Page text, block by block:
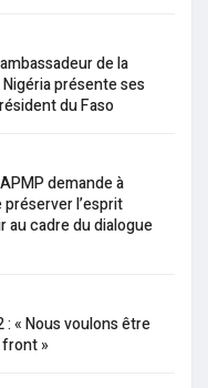
de la
présente ses
du Faso
demande à
l’esprit
au cadre du dialogue
« Nous voulons être
»